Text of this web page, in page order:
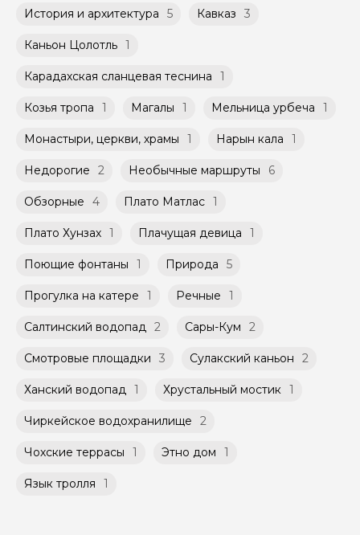
История и архитектура 5 Кавказ 3
Каньон Цолотль 1
Карадахская сланцевая теснина 1
Козья тропа 1 Магалы 1 Мельница урбеча 1
Монастыри, церкви, храмы 1 Нарын кала 1
Недорогие 2 Необычные маршруты 6
Обзорные 4 Плато Матлас 1
Плато Хунзах 1 Плачущая девица 1
Поющие фонтаны 1 Природа 5
Прогулка на катере 1 Речные 1
Салтинский водопад 2 Сары-Кум 2
Смотровые площадки 3 Сулакский каньон 2
Ханский водопад 1 Хрустальный мостик 1
Чиркейское водохранилище 2
Чохские террасы 1 Этно дом 1
Язык тролля 1